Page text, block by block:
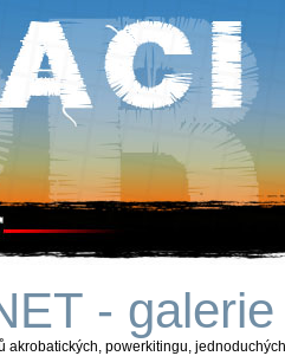
- galerie
akrobatických, powerkitingu,